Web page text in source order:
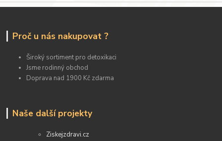
Proč u nás nakupovat ?
Široký sortiment pro detoxikaci
Jsme rodinný obchod
Doprava nad 1900 Kč zdarma
Naše další projekty
Ziskejzdravi.cz